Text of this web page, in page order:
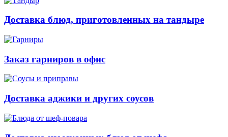
Доставка блюд, приготовленных на тандыре
Заказ гарниров в офис
Доставка аджики и других соусов